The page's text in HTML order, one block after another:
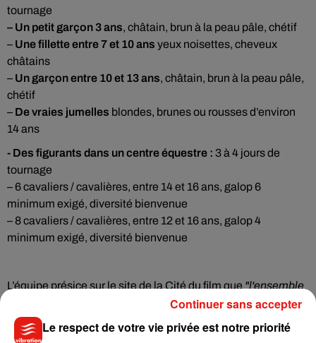
tournage
– Un petit garçon 3 ans, châtain, brun à la peau pâle, chétif
– Une fillette entre 7 et 10 ans yeux noisettes, cheveux
châtains
– Un garçon entre 10 et 13 ans, châtain, brun à la peau pâle,
chétif
– De vraies jumelles blondes, brunes ou rousses d’environ
14 ans
- Des figurants dans un centre équestre : 3 à 4 jours de
tournage
– 6 cavaliers / cavalières, entre 14 et 16 ans, galop 6
minimum exigé, diversité bienvenue
– 8 cavaliers / cavalières, entre 12 et 16 ans, galop 4
minimum exigé, diversité bienvenue
L’équipe présice sur le site de la Cité du film que "l'ensemble
du film se déroulant dans le milieu équestre, les enfants et
adolescents doivent être au minimum à l’aise avec les
chevaux, au mieux (notamment pour les plus grands) avoir
Le respect de votre vie privée est notre priorité
Continuer sans accepter